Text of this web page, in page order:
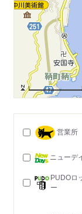
営業所
ニューデ
PUDOロ
ー